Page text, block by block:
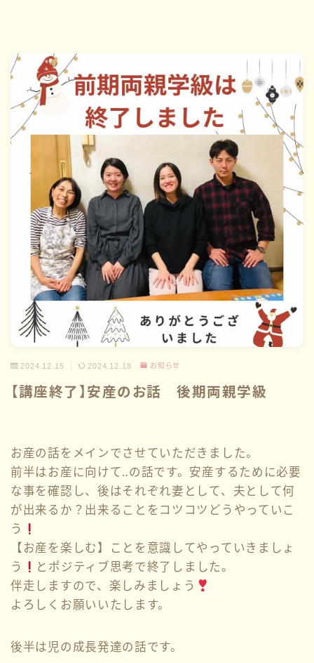
2024.12.15 2024.12.18 お知らせ
【講座終了】安産のお話 後期両親学級
お産の話をメインでさせていただきました。
前半はお産に向けて‥の話です。安産するために必要
な事を確認し、後はそれぞれ妻として、夫として何
が出来るか？出来ることをコツコツどうやっていこ
う
【お産を楽しむ】ことを意識してやっていきましょ
う
とポジティブ思考で終了しました。
伴走しますので、楽しみましょう
よろしくお願いいたします。
後半は児の成長発達の話です。